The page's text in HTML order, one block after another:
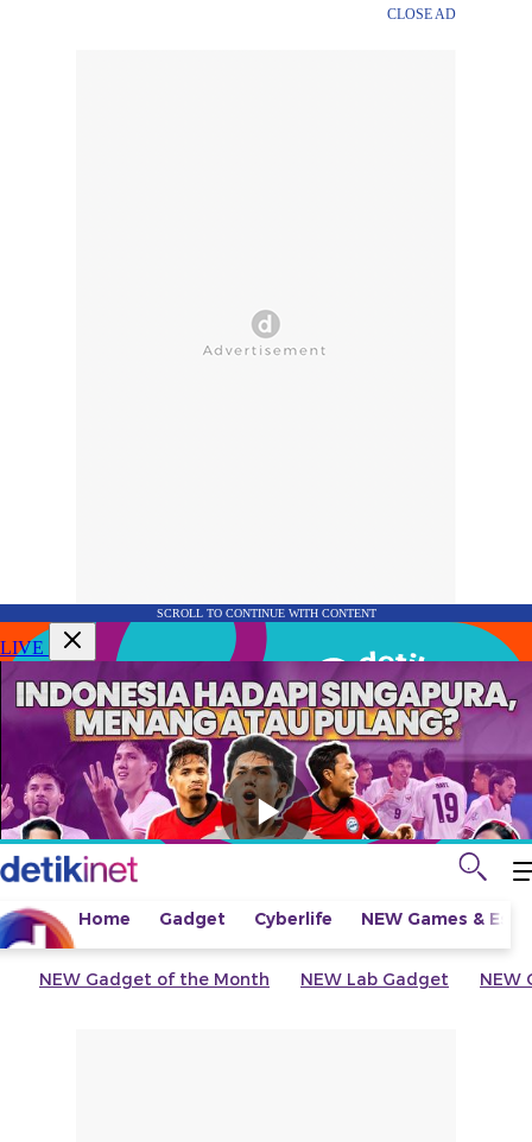
CLOSE AD
SCROLL TO CONTINUE WITH CONTENT
LIVE
Home Gadget Cyberlife NEW Games &
NEW Gadget of the Month NEW Lab Gadget NEW